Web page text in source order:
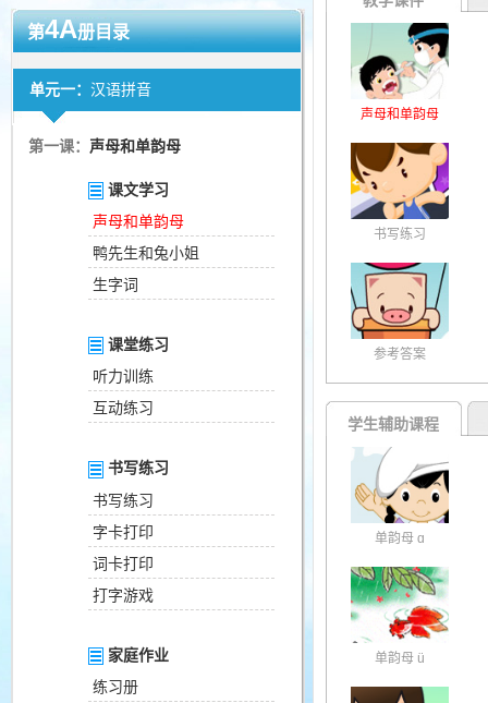
第4A册目录
单元一： 汉语拼音
第一课： 声母和单韵母
课文学习
声母和单韵母
鸭先生和兔小姐
生字词
课堂练习
听力训练
互动练习
书写练习
书写练习
字卡打印
词卡打印
打字游戏
家庭作业
练习册
声母和单韵母
书写练习
参考答案
学生辅助课程
单韵母 ɑ
单韵母 ü